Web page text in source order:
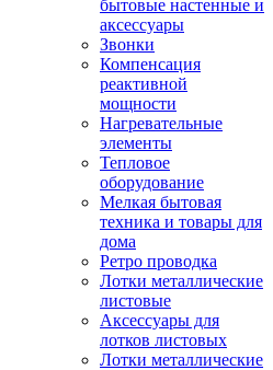
бытовые настенные и
аксессуары
Звонки
Компенсация
реактивной
мощности
Нагревательные
элементы
Тепловое
оборудование
Мелкая бытовая
техника и товары для
дома
Ретро проводка
Лотки металлические
листовые
Аксессуары для
лотков листовых
Лотки металлические